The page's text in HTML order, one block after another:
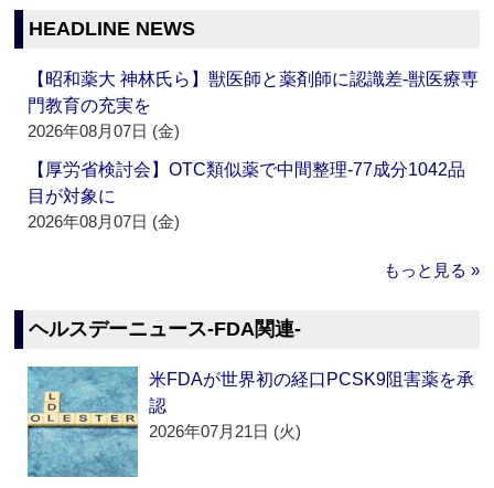
HEADLINE NEWS
【昭和薬大 神林氏ら】獣医師と薬剤師に認識差‐獣医療専
門教育の充実を
2026年08月07日 (金)
【厚労省検討会】OTC類似薬で中間整理‐77成分1042品
目が対象に
2026年08月07日 (金)
もっと見る »
ヘルスデーニュース‐FDA関連‐
米FDAが世界初の経口PCSK9阻害薬を承
認
2026年07月21日 (火)